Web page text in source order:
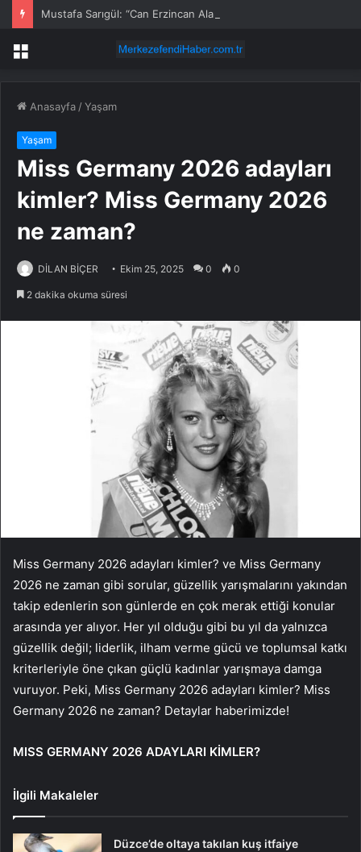
Mustafa Sarıgül: “Can Erzincan Alarm Veriyor”
Menü
Anasayfa /Yaşam
Yaşam
Miss Germany 2026 adayları
kimler? Miss Germany 2026
ne zaman?
DİLAN BİÇER Ekim 25, 2025 0 0
2 dakika okuma süresi
Miss Germany 2026 adayları kimler? ve Miss Germany
2026 ne zaman gibi sorular, güzellik yarışmalarını yakından
takip edenlerin son günlerde en çok merak ettiği konular
arasında yer alıyor. Her yıl olduğu gibi bu yıl da yalnızca
güzellik değil; liderlik, ilham verme gücü ve toplumsal katkı
kriterleriyle öne çıkan güçlü kadınlar yarışmaya damga
vuruyor. Peki, Miss Germany 2026 adayları kimler? Miss
Germany 2026 ne zaman? Detaylar haberimizde!
MISS GERMANY 2026 ADAYLARI KİMLER?
İlgili Makaleler
Düzce’de oltaya takılan kuş itfaiye